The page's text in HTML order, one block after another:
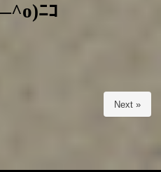
ﾆｺ
Next »